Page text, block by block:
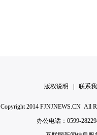
版权说明 联系
Copyright 2014 FJNJNEWS.CN All
办公电话：0599-